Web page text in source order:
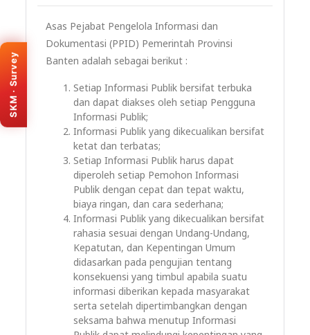
Asas Pejabat Pengelola Informasi dan
Dokumentasi (PPID) Pemerintah Provinsi
Banten adalah sebagai berikut :
Setiap Informasi Publik bersifat terbuka
dan dapat diakses oleh setiap Pengguna
Informasi Publik;
Informasi Publik yang dikecualikan bersifat
ketat dan terbatas;
Setiap Informasi Publik harus dapat
diperoleh setiap Pemohon Informasi
Publik dengan cepat dan tepat waktu,
biaya ringan, dan cara sederhana;
Informasi Publik yang dikecualikan bersifat
rahasia sesuai dengan Undang-Undang,
Kepatutan, dan Kepentingan Umum
didasarkan pada pengujian tentang
konsekuensi yang timbul apabila suatu
informasi diberikan kepada masyarakat
serta setelah dipertimbangkan dengan
seksama bahwa menutup Informasi
SKM · Survey
KEMENPAN · SKM
Survey Kepuasan
Masyarakat
Bantu kami meningkatkan layanan
e-PPID Provinsi Banten. Isi survey
melalui portal resmi SKM (tab baru).
Isi survey sekarang